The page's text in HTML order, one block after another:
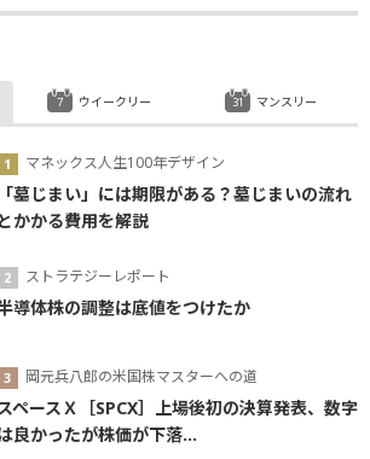
マネックス人生100年デザイン
「墓じまい」には期限がある？墓じまいの流れ
とかかる費用を解説
ストラテジーレポート
導体株の調整は底値をつけたか
岡元兵八郎の米国株マスターへの道
ペースＸ［SPCX］上場後初の決算発表、数字
良かったが株価が下落...
ウイークリー マンスリー